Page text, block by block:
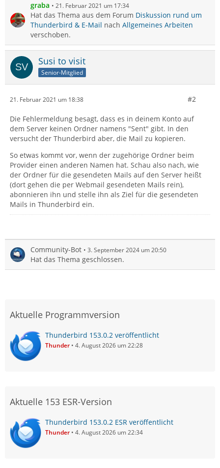
graba 21. Februar 2021 um 17:34
Hat das Thema aus dem Forum Diskussion rund um
Thunderbird & E-Mail nach Allgemeines Arbeiten
verschoben.
Susi to visit
Senior-Mitglied
21. Februar 2021 um 18:38 #2
Die Fehlermeldung besagt, dass es in deinem Konto auf
dem Server keinen Ordner namens "Sent" gibt. In den
versucht der Thunderbird aber, die Mail zu kopieren.
So etwas kommt vor, wenn der zugehörige Ordner beim
Provider einen anderen Namen hat. Schau also nach, wie
der Ordner für die gesendeten Mails auf den Server heißt
(dort gehen die per Webmail gesendeten Mails rein),
abonnieren ihn und stelle ihn als Ziel für die gesendeten
Mails in Thunderbird ein.
Community-Bot 3. September 2024 um 20:50
Hat das Thema geschlossen.
Aktuelle Programmversion
Thunderbird 153.0.2 veröffentlicht
Thunder 4. August 2026 um 22:28
Aktuelle 153 ESR-Version
Thunderbird 153.0.2 ESR veröffentlicht
Thunder 4. August 2026 um 22:34